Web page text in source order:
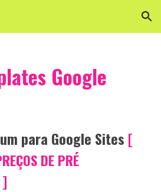
Skip to navigation
Google
para Google Sites [
DE PRÉ
]